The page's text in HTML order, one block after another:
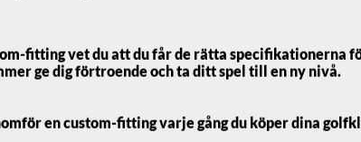
fitting vet du att du får de rätta specifikationerna
ge dig förtroende och ta ditt spel till en ny nivå.
en custom-fitting varje gång du köper dina